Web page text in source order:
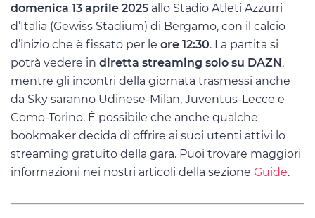
domenica 13 aprile 2025 allo Stadio Atleti Azzurri
d’Italia (Gewiss Stadium) di Bergamo, con il calcio
d’inizio che è fissato per le ore 12:30. La partita si
potrà vedere in diretta streaming solo su DAZN,
mentre gli incontri della giornata trasmessi anche
da Sky saranno Udinese-Milan, Juventus-Lecce e
Como-Torino. È possibile che anche qualche
bookmaker decida di offrire ai suoi utenti attivi lo
streaming gratuito della gara. Puoi trovare maggiori
informazioni nei nostri articoli della sezione Guide.